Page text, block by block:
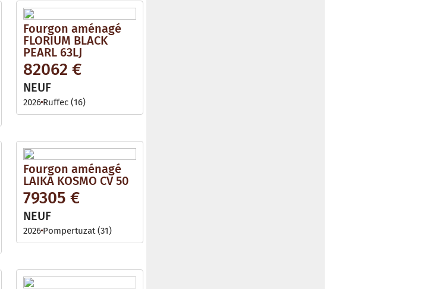
Fourgon aménagé
FLORIUM BLACK
PEARL 63LJ
82062 €
NEUF
2026 Ruffec (16)
Fourgon aménagé
LAIKA KOSMO CV 50
79305 €
NEUF
2026 Pompertuzat (31)